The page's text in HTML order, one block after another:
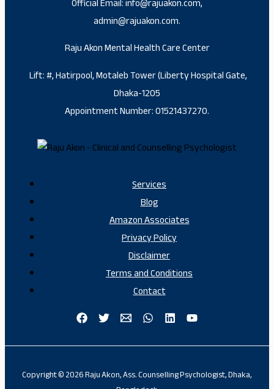
admin@rajuakon.com.
Raju Akon Mental Health Care Center
Lift: #, Hatirpool, Motaleb Tower (Liberty Hospital Gate,
Dhaka-1205
Appointment Number: 01521437270.
Services
Blog
Amazon Associates
Privacy Policy
Disclaimer
Terms and Conditions
Contact
Copyright © 2026 Raju Akon, Ass. Counselling Psychologist, Dhaka,